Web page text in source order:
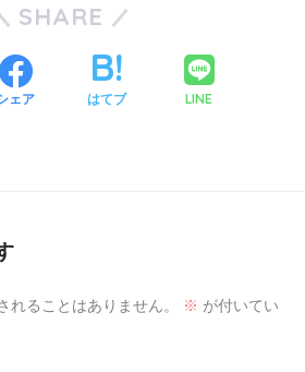
SHARE
ェア はてブ LINE
れることはありません。 ※ が付いてい